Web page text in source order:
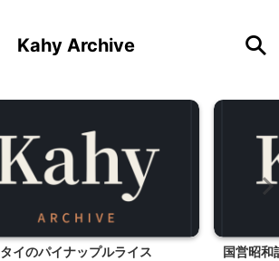
Kahy Archive
タイのパイナップルライス 国営昭